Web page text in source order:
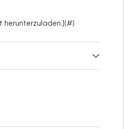
herunterzuladen.](#)